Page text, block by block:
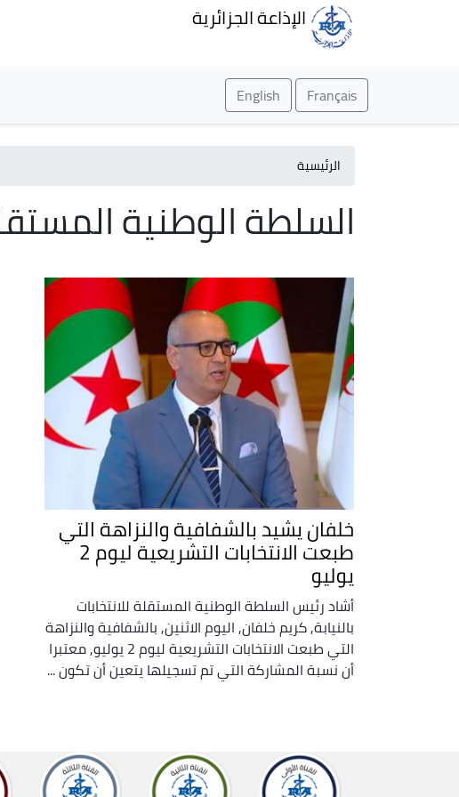
الإذاعة الجزائرية
Français
English
الرئيسية
السلطة الوطنية
خلفان يشيد بالشفافية والنزاهة التي
طبعت الانتخابات التشريعية ليوم 2
يوليو
أشاد رئيس السلطة الوطنية المستقلة للانتخابات
بالنيابة, كريم خلفان, اليوم الاثنين, بالشفافية والنزاهة
التي طبعت الانتخابات التشريعية ليوم 2 يوليو, معتبرا
أن نسبة المشاركة التي تم تسجيلها يتعين أن تكون ...